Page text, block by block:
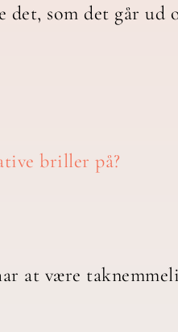
som det går ud
briller på?
at være